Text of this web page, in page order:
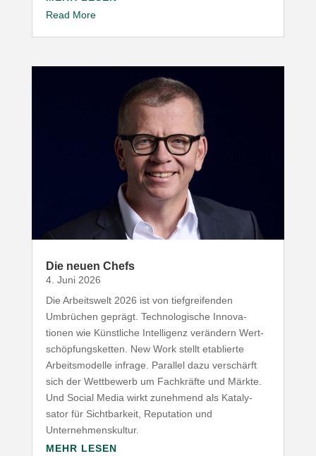
Read More
Die neuen Chefs
4. Juni 2026
Die Arbeitswelt 2026 ist von tief­grei­fenden
Umbrüchen geprägt. Tech­no­lo­gische Inno­va­
tionen wie Künst­liche Intel­ligenz verändern Wert­
schöp­fungs­ketten. New Work stellt etablierte
Arbeits­mo­delle infrage. Parallel dazu verschärft
sich der Wett­bewerb um Fach­kräfte und Märkte.
Und Social Media wirkt zunehmend als Kata­ly­
sator für Sicht­barkeit, Repu­tation und
Unternehmenskultur.
MEHR LESEN